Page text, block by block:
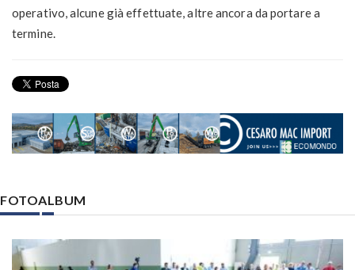
operativo, alcune già effettuate, altre ancora da portare a
termine.
FOTOALBUM